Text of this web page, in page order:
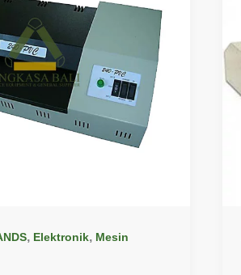
, Elektronik, Mesin